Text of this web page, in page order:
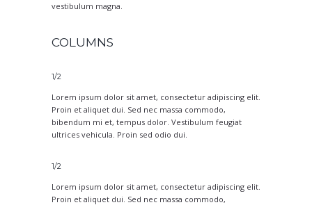
vestibulum magna.
COLUMNS
1/2
Lorem ipsum dolor sit amet, consectetur adipiscing elit.
Proin et aliquet dui. Sed nec massa commodo,
bibendum mi et, tempus dolor. Vestibulum feugiat
ultrices vehicula. Proin sed odio dui.
1/2
Lorem ipsum dolor sit amet, consectetur adipiscing elit.
Proin et aliquet dui. Sed nec massa commodo,